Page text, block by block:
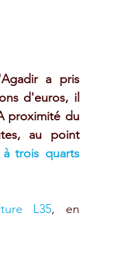
a pris
d'euros, il
proximité du
au point
à trois quarts
L35, en